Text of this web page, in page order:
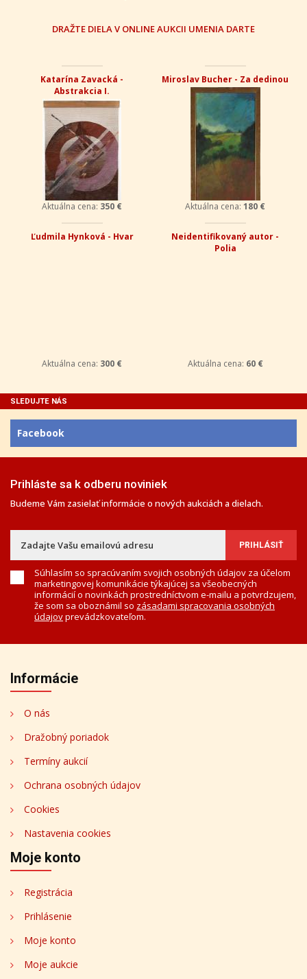
DRAŽTE DIELA V ONLINE AUKCII UMENIA DARTE
Katarína Zavacká -
Abstrakcia I.
Aktuálna cena: 350 €
Miroslav Bucher - Za dedinou
Aktuálna cena: 180 €
Ľudmila Hynková - Hvar
Aktuálna cena: 300 €
Neidentifikovaný autor -
Polia
Aktuálna cena: 60 €
SLEDUJTE NÁS
Facebook
Prihláste sa k odberu noviniek
Budeme Vám zasielať informácie o nových aukciách a dielach.
Súhlasím so spracúvaním svojich osobných údajov za účelom
marketingovej komunikácie týkajúcej sa všeobecných
informácií o novinkách prostredníctvom e-mailu a potvrdzujem,
že som sa oboznámil so zásadami spracovania osobných
údajovprevádzkovateľom.
Informácie
O nás
Dražobný poriadok
Termíny aukcií
Ochrana osobných údajov
Cookies
Nastavenia cookies
Moje konto
Registrácia
Prihlásenie
Moje konto
Moje aukcie